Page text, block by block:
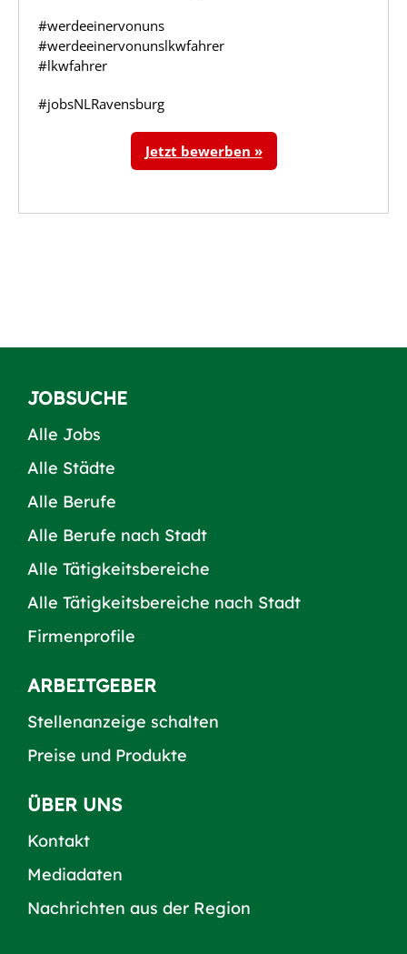
JOBSUCHE
Alle Jobs
Alle Städte
Alle Berufe
Alle Berufe nach Stadt
Alle Tätigkeitsbereiche
Alle Tätigkeitsbereiche nach Stadt
Firmenprofile
ARBEITGEBER
Stellenanzeige schalten
Preise und Produkte
ÜBER UNS
Kontakt
Mediadaten
Nachrichten aus der Region